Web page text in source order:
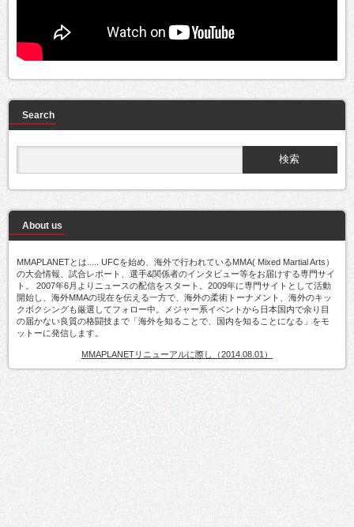
Search
About us
MMAPLANETとは..... UFCを始め、海外で行われているMMA( Mixed Martial Arts）
の大会情報、試合レポート、選手&関係者のインタビュー等をお届けする専門サイ
ト。 2007年6月よりニュースの配信をスタート。2009年に専門サイトとして活動
開始し、海外MMAの現在を伝える一方で、海外の柔術トーナメント、海外のキッ
クボクシングも厳選してフォロー中。メジャー系イベントから日本国内で余り目
の届かない良質の格闘技まで「海外を知ることで、国内を知ることになる」をモ
ットーに発信します。
MMAPLANETリニューアルに際し（2014.08.01）